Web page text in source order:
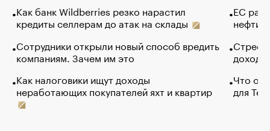
Как банк Wildberries резко нарастил
кредиты селлерам до атак на склады
Сотрудники открыли новый способ вредить
компаниям. Зачем им это
Как налоговики ищут доходы
неработающих покупателей яхт и квартир
ЕС
нефти
Что
для